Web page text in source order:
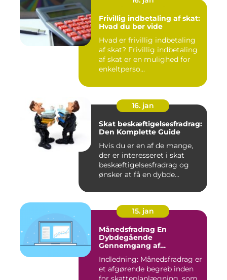
Frivillig indbetaling af skat:
Hvad du bør vide
Hvad er frivillig indbetaling
af skat? Frivillig indbetaling
af skat er en mulighed for
enkeltperso...
16. jan
Skat beskæftigelsesfradrag:
Den Komplette Guide
Hvis du er en af de mange,
der er interesseret i skat
beskæftigelsesfradrag og
ønsker at få en dybde...
15. jan
Månedsfradrag En
Dybdegående
Gennemgang af
Indledning: Månedsfradrag er
et afgørende begreb inden